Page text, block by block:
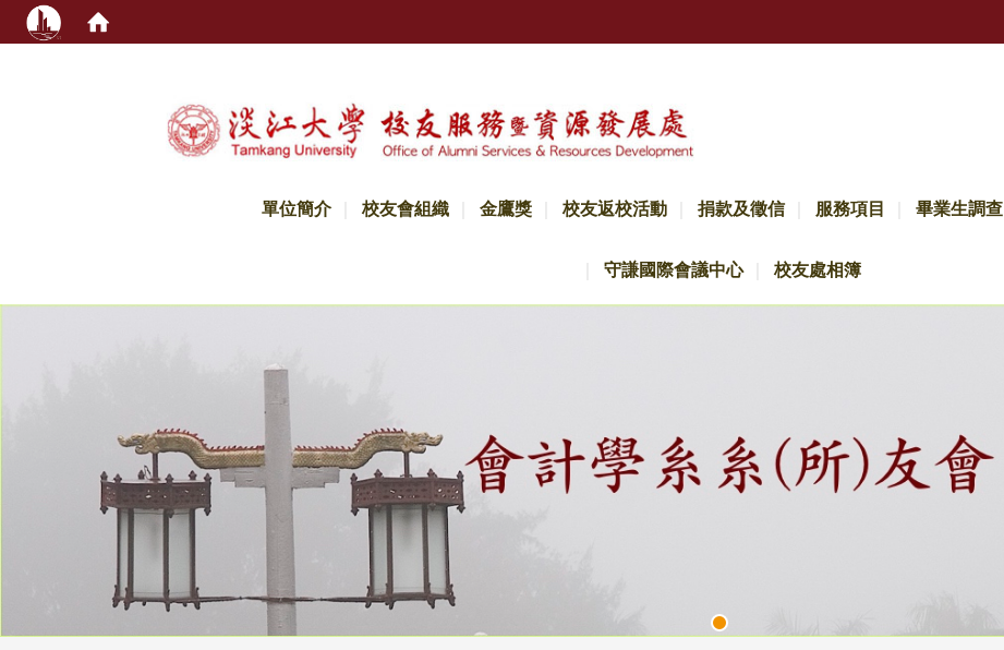
單位簡介 校友會組織 金鷹獎 校友返校活動 捐款及徵信 服務項目 畢業生調查
守謙國際會議中心 校友處相簿